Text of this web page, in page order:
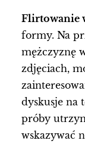
Flirtowanie
formy. Na
mężczyznę
zdjęciach,
dyskusje na
próby
wskazywać